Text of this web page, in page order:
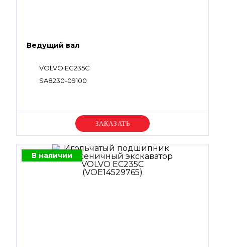
Ведущий вал
VOLVO EC235C
SA8230-09100
Уточняйте цену
В наличии